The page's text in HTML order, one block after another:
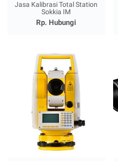
Jasa Kalibrasi Total Station
Sokkia IM
Rp. Hubungi